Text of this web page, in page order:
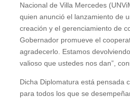
Nacional de Villa Mercedes
quien anunció el lanzamiento de
creación y el gerenciamiento de
Gobernador promueve el
agradecerlo. Estamos
valioso que ustedes nos dan”,
Dicha Diplomatura está pensada
para todos los que se